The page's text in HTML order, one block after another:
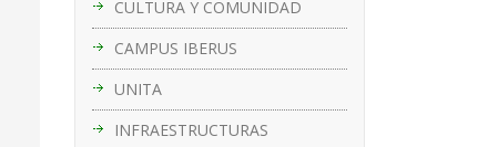
CULTURA Y COMUNIDAD
CAMPUS IBERUS
UNITA
INFRAESTRUCTURAS